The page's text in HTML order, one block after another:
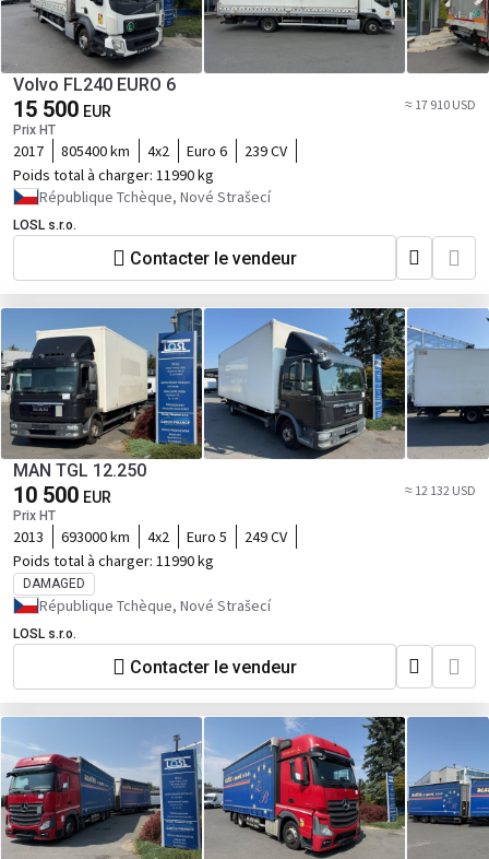
Volvo FL240 EURO 6
15 500 EUR
Prix HT
≈ 17 910 USD
2017 805400 km 4x2 Euro 6
239 CV
Poids total à charger: 11990 kg
République Tchèque, Nové Strašecí
LOSL s.r.o.
Contacter le vendeur
MAN TGL 12.250
10 500 EUR
Prix HT
≈ 12 132 USD
2013 693000 km 4x2 Euro 5
249 CV
Poids total à charger: 11990 kg
DAMAGED
République Tchèque, Nové Strašecí
LOSL s.r.o.
Contacter le vendeur